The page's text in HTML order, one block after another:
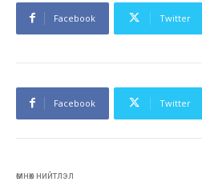
Facebook Twitter
Facebook Twitter
өмнөх нийтлэл